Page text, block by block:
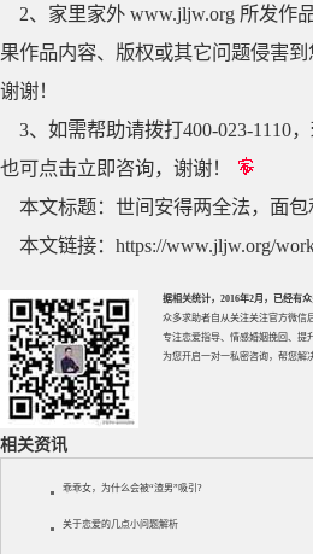
2、家里家外 www.jljw.org 所发作
果作品内容、版权或其它问题侵害
谢谢！
3、如需帮助请拨打400-023-1110
也可点击立即咨询，谢谢！
本文标题： 世间安得两全法，面
本文链接： https://www.jljw.org/
据相关统计，2016年2月，已经有
众多求助者自从关注关注官方微信
专注恋爱指导、 情感婚姻挽回 、提
为您开启一对一私密咨询，帮您解
相关资讯
乖乖女，为什么会被“渣男”吸引?
关于恋爱的几点小问题解析